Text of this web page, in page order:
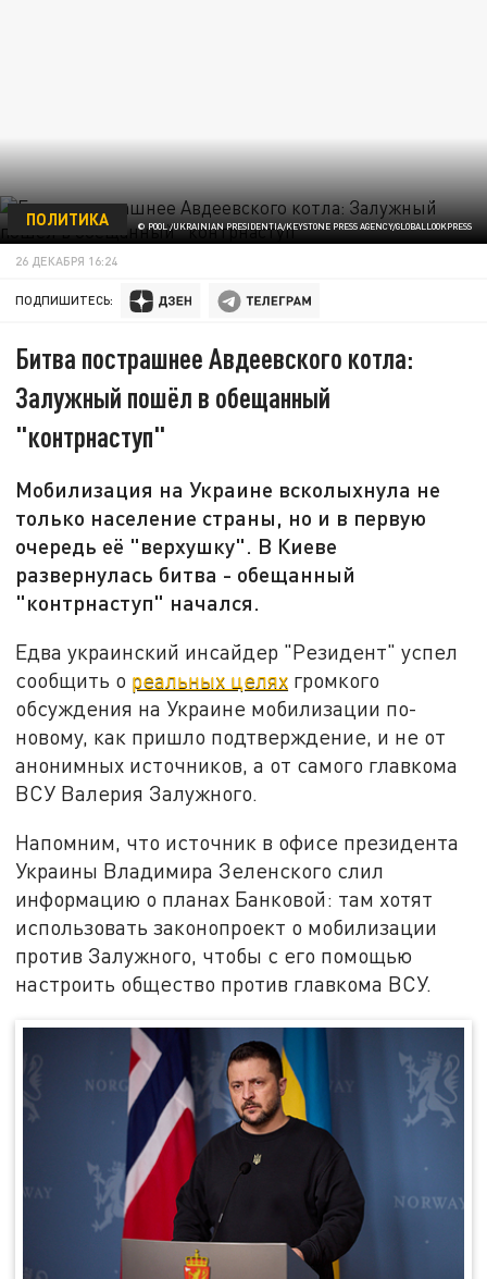
© POOL /UKRAINIAN PRESIDENTIA/KEYSTONE PRESS AGENCY/GLOBALLOOKPRESS
ПОЛИТИКА
26 ДЕКАБРЯ 16:24
ПОДПИШИТЕСЬ:
Битва пострашнее Авдеевского котла:
Залужный пошёл в обещанный
"контрнаступ"
Мобилизация на Украине всколыхнула не
только население страны, но и в первую
очередь её "верхушку". В Киеве
развернулась битва - обещанный
"контрнаступ" начался.
Едва украинский инсайдер "Резидент" успел
сообщить о реальных целях громкого
обсуждения на Украине мобилизации по-
новому, как пришло подтверждение, и не от
анонимных источников, а от самого главкома
ВСУ Валерия Залужного.
Напомним, что источник в офисе президента
Украины Владимира Зеленского слил
информацию о планах Банковой: там хотят
использовать законопроект о мобилизации
против Залужного, чтобы с его помощью
настроить общество против главкома ВСУ.